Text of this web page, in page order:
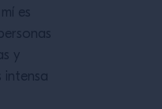
es
y
intensa